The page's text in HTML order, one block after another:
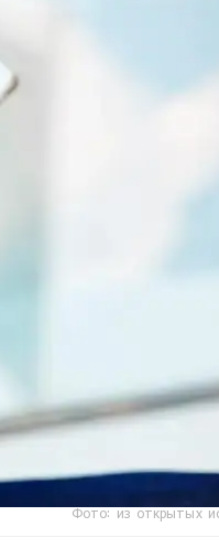
Фото: из открытых